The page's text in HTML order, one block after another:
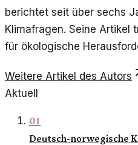
berichtet seit über sechs
Klimafragen. Seine Artikel
für ökologische
Weitere Artikel des Autors
Aktuell
01
Deutsch-norwegische